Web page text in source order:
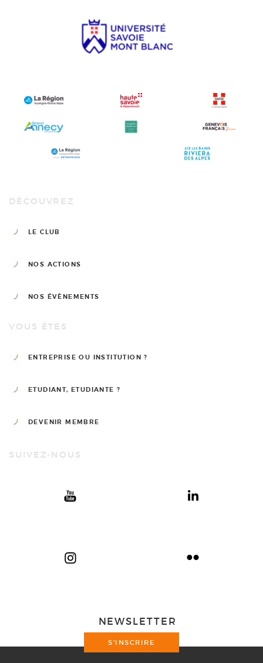
SUIVEZ-NOUS
DÉCOUVREZ
LE CLUB
NOS ACTIONS
NOS ÉVÈNEMENTS
VOUS ÊTES
ENTREPRISE OU INSTITUTION ?
ETUDIANT, ETUDIANTE ?
DEVENIR MEMBRE
NEWSLETTER
S'INSCRIRE